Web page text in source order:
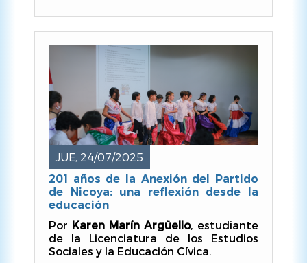
JUE, 24/07/2025
201 años de la Anexión del Partido
de Nicoya: una reflexión desde la
educación
Por Karen Marín Argüello, estudiante
de la Licenciatura de los Estudios
Sociales y la Educación Cívica.